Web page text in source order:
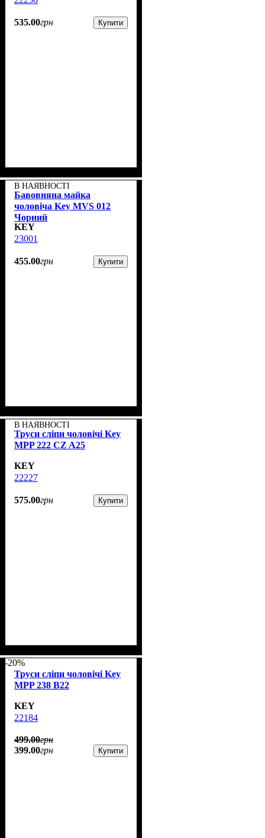
535.00грн Купити
В НАЯВНОСТІ
Бавовняна майка
чоловіча Key MVS 012
Чорний
KEY
23001
455.00грн Купити
В НАЯВНОСТІ
Труси сліпи чоловічі Key
MPP 222 CZ A25
KEY
22227
575.00грн Купити
-20%
Труси сліпи чоловічі Key
MPP 238 B22
KEY
22184
499.00грн
399.00грн Купити